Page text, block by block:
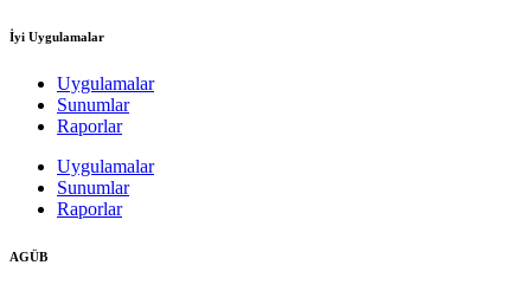
İyi Uygulamalar
Uygulamalar
Sunumlar
Raporlar
Uygulamalar
Sunumlar
Raporlar
AGÜB